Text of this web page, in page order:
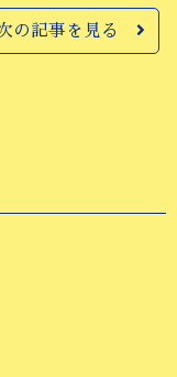
の記事を見る